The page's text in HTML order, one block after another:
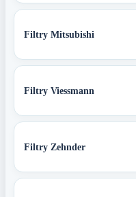
Filtry Mitsubishi
Filtry Viessmann
Filtry Zehnder